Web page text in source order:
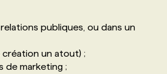
publiques, ou dans un
un atout) ;
de marketing ;